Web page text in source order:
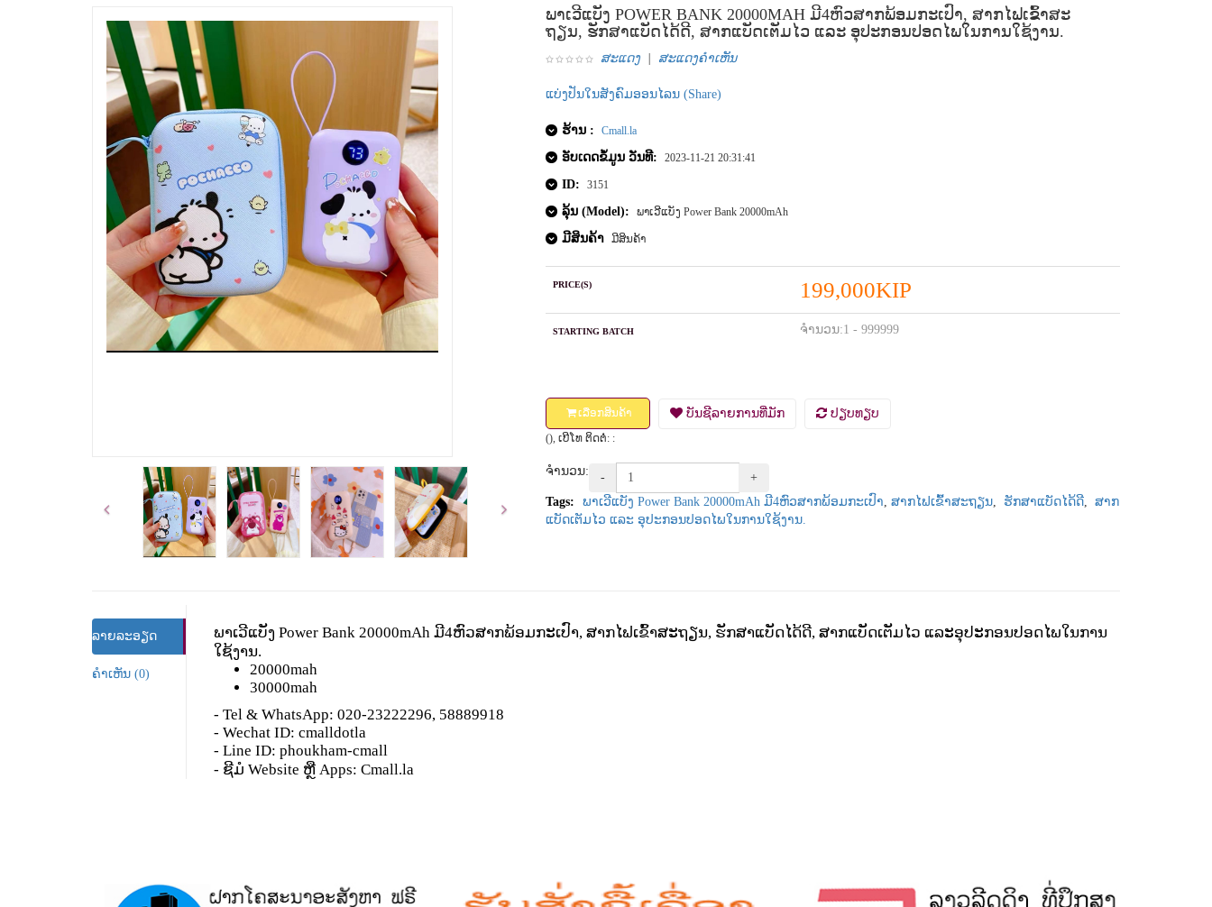
ພາເວີແບັງ POWER BANK 20000MAH ມີ4ຫົວສາກພ້ອມກະເປົາ, ສາກໄຟເຂົ້າສະ
ຖຽນ, ຮັກສາແບັດໄດ້ດີ, ສາກແບັດເຕັມໄວ ແລະ ອຸປະກອນປອດໄພໃນການໃຊ້ງານ.
ສະແດງ| ສະແດງຄໍາເຫັນ
ແບ່ງປັນໃນສັງຄົມອອນໄລນ (Share)
ຮ້ານ : Cmall.la
ອັບເດດຂໍ້ມູນ ວັນທີ: 2023-11-21 20:31:41
ID: 3151
ລຸ້ນ (Model): ພາເວີແບັງ Power Bank 20000mAh
ມີສິນຄ້າ ມີສິນຄ້າ
PRICE(S) 199,000KIP
STARTING BATCH ຈຳນວນ:1 - 999999
ເລືອກສິນຄ້າ ບັນຊີລາຍການທີ່ມັກ ປຽບທຽບ
(), ເບີໂທ ຕິດຕໍ່: :
ຈຳນວນ: -
+
Tags:
ພາເວີແບັງ Power Bank 20000mAh ມີ4ຫົວສາກພ້ອມກະເປົາ, ສາກໄຟເຂົ້າສະຖຽນ, ຮັກສາແບັດໄດ້ດີ, ສາກ
ແບັດເຕັມໄວ ແລະ ອຸປະກອນປອດໄພໃນການໃຊ້ງານ.
ລາຍລະອຽດ
ຄຳເຫັນ (0)
ພາເວີແບັງ Power Bank 20000mAh ມີ4ຫົວສາກພ້ອມກະເປົາ, ສາກໄຟເຂົ້າສະຖຽນ, ຮັກສາແບັດໄດ້ດີ, ສາກແບັດເຕັມໄວ ແລະອຸປະກອນປອດໄພໃນການ
ໃຊ້ງານ.
20000mah
30000mah
- Tel & WhatsApp: 020-23222296, 58889918
- Wechat ID: cmalldotla
- Line ID: phoukham-cmall
- ຊີມໍ Website ຫຼື Apps: Cmall.la